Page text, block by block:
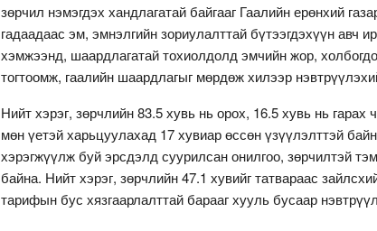
зөрчил нэмэгдэх хандлагатай байгааг Гаалийн ерөнхий
гадаадаас эм, эмнэлгийн зориулалттай бүтээгдэхүүн авч
хэмжээнд, шаардлагатай тохиолдолд эмчийн жор,
тогтоомж, гаалийн шаардлагыг мөрдөж хилээр
Нийт хэрэг, зөрчлийн 83.5 хувь нь орох, 16.5 хувь нь гарах
мөн үетэй харьцуулахад 17 хувиар өссөн үзүүлэлттэй
хэрэгжүүлж буй эрсдэлд суурилсан онилгоо, зөрчилтэй
байна. Нийт хэрэг, зөрчлийн 47.1 хувийг татвараас
тарифын бус хязгаарлалттай барааг хууль бусаар